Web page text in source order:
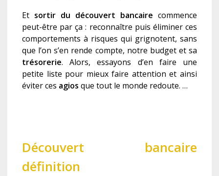
Et sortir du découvert bancaire commence
peut-être par ça : reconnaître puis éliminer ces
comportements à risques qui grignotent, sans
que l’on s’en rende compte, notre budget et sa
trésorerie. Alors, essayons d’en faire une
petite liste pour mieux faire attention et ainsi
éviter ces agios que tout le monde redoute. …
Découvert bancaire
définition